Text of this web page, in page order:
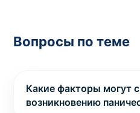
Вопросы по теме
Какие факторы могут
возникновению